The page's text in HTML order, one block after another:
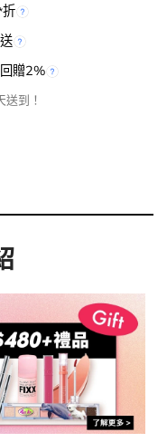
折
贈2%
到！